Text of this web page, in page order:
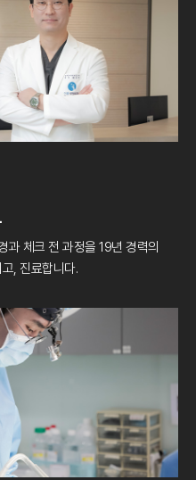
과 체크전 과정을 19년 경력의
, 진료합니다.